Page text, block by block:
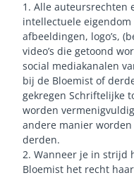
1. Alle auteursrechten
intellectuele
afbeeldingen, logo’s,
video’s die getoond
social mediakanalen
bij de Bloemist of
gekregen Schriftelijke
worden
andere manier
derden.
2. Wanneer je in strijd
Bloemist het recht